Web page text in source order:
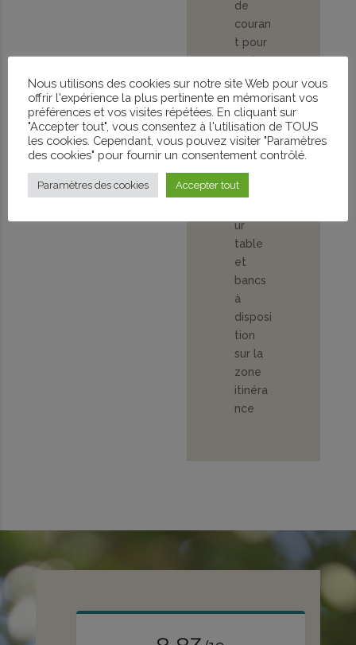
de
couran
t pour
rechar
ge des
téléph
ones
lumièr
es
intérie
ures et
ur
table
et
bancs
à
disposi
tion
sur la
zone
itinéra
nce
Nous utilisons des cookies sur notre site Web pour vous
offrir l'expérience la plus pertinente en mémorisant vos
préférences et vos visites répétées. En cliquant sur
"Accepter tout", vous consentez à l'utilisation de TOUS
les cookies. Cependant, vous pouvez visiter "Paramètres
des cookies" pour fournir un consentement contrôlé.
Paramètres des cookies Accepter tout